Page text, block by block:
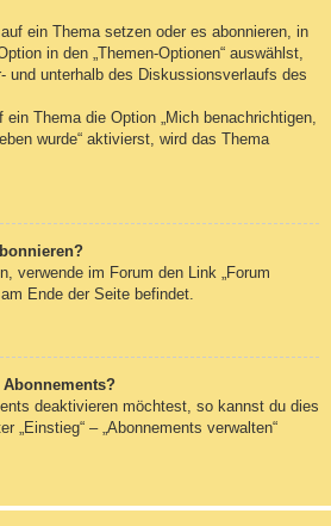
ein Thema setzen oder es abonnieren, in
in den „Themen-Optionen“ auswählst,
und unterhalb des Diskussionsverlaufs des
ein Thema die Option „Mich benachrichtigen,
wurde“ aktivierst, wird das Thema
verwende im Forum den Link „Forum
Ende der Seite befindet.
deaktivieren möchtest, so kannst du dies
„Einstieg“ – „Abonnements verwalten“